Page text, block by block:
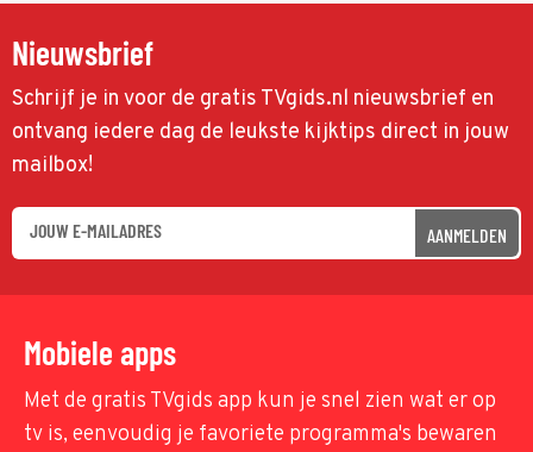
Nieuwsbrief
Schrijf je in voor de gratis TVgids.nl nieuwsbrief en
ontvang iedere dag de leukste kijktips direct in jouw
mailbox!
AANMELDEN
Mobiele apps
Met de gratis TVgids app kun je snel zien wat er op
tv is, eenvoudig je favoriete programma's bewaren